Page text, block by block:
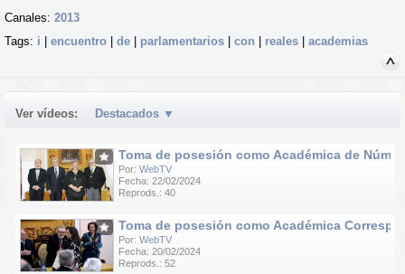
Canales: 2013
Tags: i encuentro de parlamentarios con reales academias
Ver vídeos: Destacados ▼
Toma de posesión como Académica de
Por: WebTV
Fecha: 22/02/2024
Reprods.: 40
Toma de posesión como Académica
Por: WebTV
Fecha: 20/02/2024
Reprods.: 52